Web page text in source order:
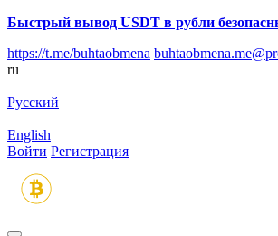
Быстрый вывод USDT в рубли
https://t.me/buhtaobmena
ru
Русский
English
Войти Регистрация